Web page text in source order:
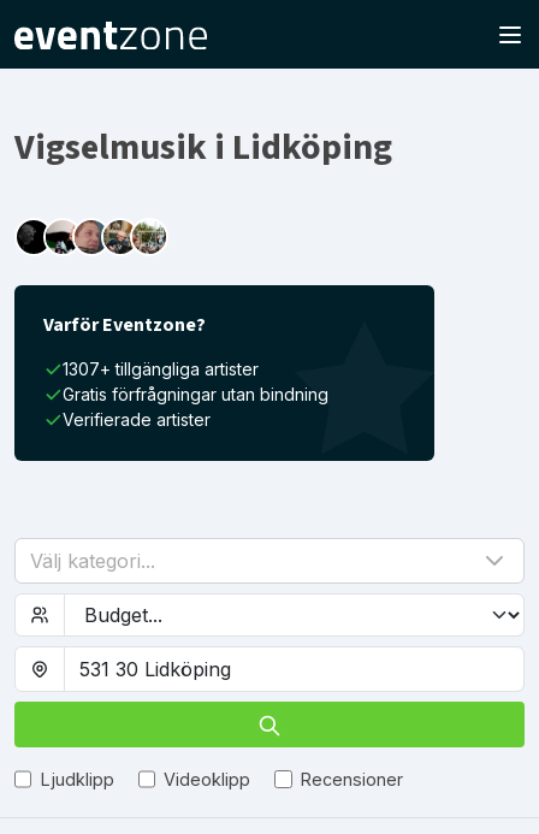
Vigselmusik i Lidköping
Varför Eventzone?
1307+ tillgängliga artister
Gratis förfrågningar utan bindning
Verifierade artister
Välj kategori...
Ljudklipp Videoklipp Recensioner